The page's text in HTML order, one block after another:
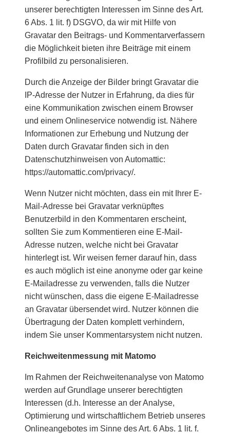
unserer berechtigten Interessen im Sinne des Art.
6 Abs. 1 lit. f) DSGVO, da wir mit Hilfe von
Gravatar den Beitrags- und Kommentarverfassern
die Möglichkeit bieten ihre Beiträge mit einem
Profilbild zu personalisieren.
Durch die Anzeige der Bilder bringt Gravatar die
IP-Adresse der Nutzer in Erfahrung, da dies für
eine Kommunikation zwischen einem Browser
und einem Onlineservice notwendig ist. Nähere
Informationen zur Erhebung und Nutzung der
Daten durch Gravatar finden sich in den
Datenschutzhinweisen von Automattic:
https://automattic.com/privacy/.
Wenn Nutzer nicht möchten, dass ein mit Ihrer E-
Mail-Adresse bei Gravatar verknüpftes
Benutzerbild in den Kommentaren erscheint,
sollten Sie zum Kommentieren eine E-Mail-
Adresse nutzen, welche nicht bei Gravatar
hinterlegt ist. Wir weisen ferner darauf hin, dass
es auch möglich ist eine anonyme oder gar keine
E-Mailadresse zu verwenden, falls die Nutzer
nicht wünschen, dass die eigene E-Mailadresse
an Gravatar übersendet wird. Nutzer können die
Übertragung der Daten komplett verhindern,
indem Sie unser Kommentarsystem nicht nutzen.
Reichweitenmessung mit Matomo
Im Rahmen der Reichweitenanalyse von Matomo
werden auf Grundlage unserer berechtigten
Interessen (d.h. Interesse an der Analyse,
Optimierung und wirtschaftlichem Betrieb unseres
Onlineangebotes im Sinne des Art. 6 Abs. 1 lit. f.